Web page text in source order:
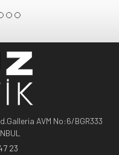
AVM No:6/BGR333
23